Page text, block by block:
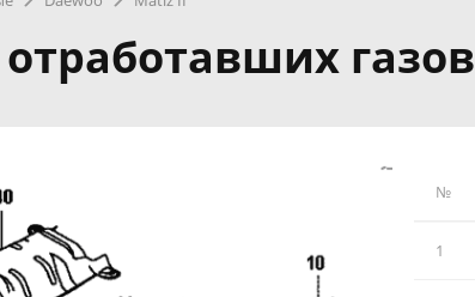
газов
№
1